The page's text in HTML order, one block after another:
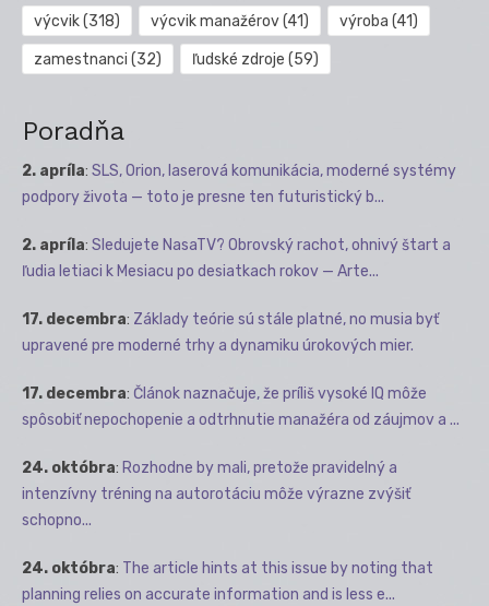
výcvik(318) výcvik manažérov(41) výroba (41)
zamestnanci (32) ľudské zdroje (59)
Poradňa
2. apríla: SLS, Orion, laserová komunikácia, moderné systémy
podpory života — toto je presne ten futuristický b...
2. apríla: Sledujete NasaTV? Obrovský rachot, ohnivý štart a
ľudia letiaci k Mesiacu po desiatkach rokov — Arte...
17. decembra: Základy teórie sú stále platné, no musia byť
upravené pre moderné trhy a dynamiku úrokových mier.
17. decembra: Článok naznačuje, že príliš vysoké IQ môže
spôsobiť nepochopenie a odtrhnutie manažéra od záujmov a ...
24. októbra: Rozhodne by mali, pretože pravidelný a
intenzívny tréning na autorotáciu môže výrazne zvýšiť
schopno...
24. októbra: The article hints at this issue by noting that
planning relies on accurate information and is less e...